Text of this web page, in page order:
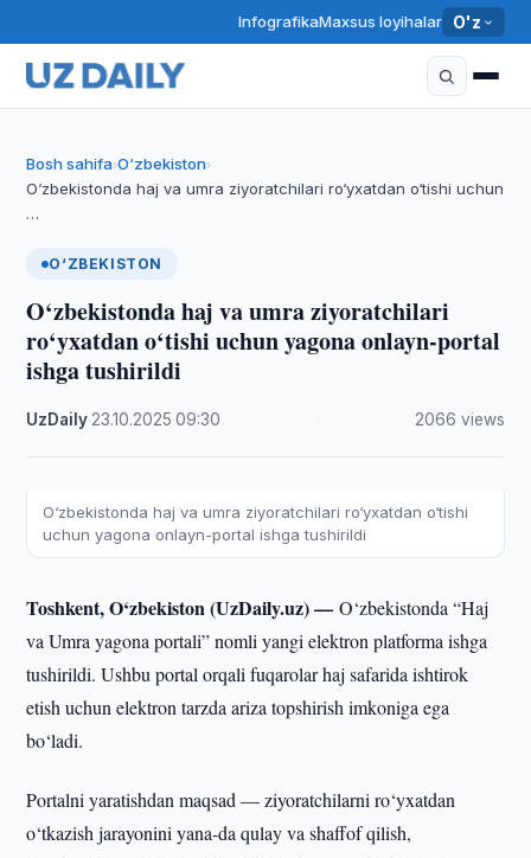
InfografikaMaxsus loyihalar O'z
Bosh sahifa›O‘zbekiston›
O‘zbekistonda haj va umra ziyoratchilari ro‘yxatdan o‘tishi uchun
…
O‘ZBEKISTON
O‘zbekistonda haj va umra ziyoratchilari
ro‘yxatdan o‘tishi uchun yagona onlayn-portal
ishga tushirildi
UzDaily 23.10.2025 ·09:30 2066 views
O‘zbekistonda haj va umra ziyoratchilari ro‘yxatdan o‘tishi
uchun yagona onlayn-portal ishga tushirildi
Toshkent, O‘zbekiston (UzDaily.uz) —O‘zbekistonda “Haj
va Umra yagona portali” nomli yangi elektron platforma ishga
tushirildi. Ushbu portal orqali fuqarolar haj safarida ishtirok
etish uchun elektron tarzda ariza topshirish imkoniga ega
bo‘ladi.
Portalni yaratishdan maqsad — ziyoratchilarni ro‘yxatdan
o‘tkazish jarayonini yana-da qulay va shaffof qilish,